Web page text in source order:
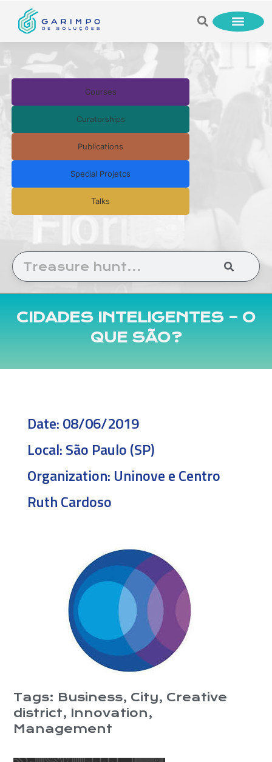
Courses
Curatorships
Publications
Special Projetcs
Talks
CIDADES INTELIGENTES – O
QUE SÃO?
Tags: Business, City, Creative
district, Innovation,
Management
Date:08/06/2019
Local:São Paulo (SP)
Organization: Uninove e Centro
Ruth Cardoso